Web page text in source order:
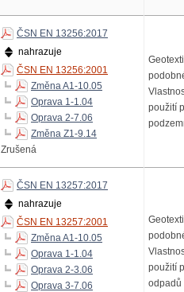
ČSN EN 13256:2017
nahrazuje
ČSN EN 13256:2001
Změna A1-10.05
Oprava 1-1.04
Oprava 2-7.06
Změna Z1-9.14
Zrušená
použití
ČSN EN 13257:2017
nahrazuje
ČSN EN 13257:2001
Změna A1-10.05
Oprava 1-1.04
Oprava 2-3.06
Oprava 3-7.06
použití
odpadů